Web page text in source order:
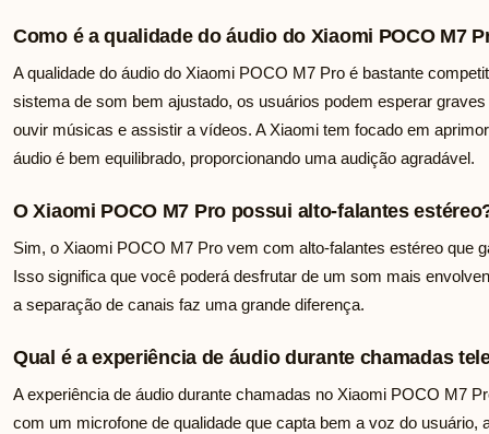
Como é a qualidade do áudio do Xiaomi POCO M7
A qualidade do áudio do Xiaomi POCO M7 Pro é bastante
sistema de som bem ajustado, os usuários podem esperar
ouvir músicas e assistir a vídeos. A Xiaomi tem focado em
áudio é bem equilibrado, proporcionando uma audição agradável.
O Xiaomi POCO M7 Pro possui alto-falantes
Sim, o Xiaomi POCO M7 Pro vem com alto-falantes estéreo que
Isso significa que você poderá desfrutar de um som mais
a separação de canais faz uma grande diferença.
Qual é a experiência de áudio durante chamadas
A experiência de áudio durante chamadas no Xiaomi POCO M7
com um microfone de qualidade que capta bem a voz do